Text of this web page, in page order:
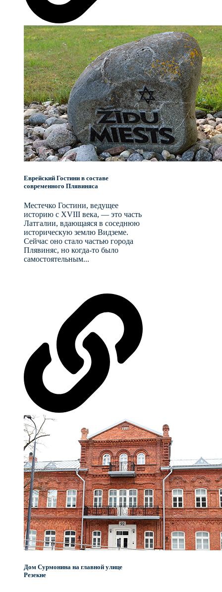
Еврейский Гостини в составе
современного Плявиняса
Местечко Гостини, ведущее
историю с XVIII века, — это часть
Латгалии, вдающаяся в соседнюю
историческую землю Видземе.
Сейчас оно стало частью города
Плявиняс, но когда-то было
самостоятельным...
Дом Сурмонина на главной улице
Резекне